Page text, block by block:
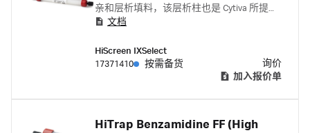
亲和层析填料，该层析柱也是 Cytiva 所提供
工艺开发平台的一部分。层析柱是用于方法
文档
HiScreen IXSelect
17371410
按需备货
询价
加入报价单
HiTrap Benzamidine FF (High